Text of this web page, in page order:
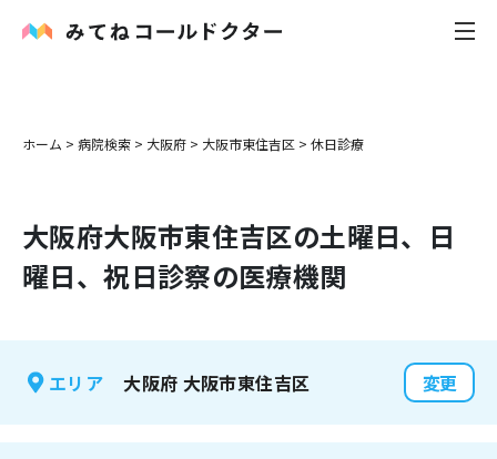
内科
花粉症
ホーム > 病院検索 > 大阪府 > 大阪市東住吉区 > 休日診療
大阪府大阪市東住吉区の土曜日、日
曜日、祝日診察の医療機関
エリア 大阪府 大阪市東住吉区 変更